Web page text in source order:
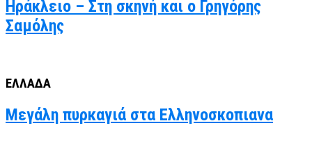
Ηράκλειο – Στη σκηνή και ο Γρηγόρης
Σαμόλης
ΕΛΛΑΔΑ
Μεγάλη πυρκαγιά στα Ελληνοσκοπιανα